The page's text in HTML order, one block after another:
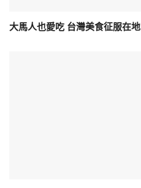
大馬人也愛吃 台灣美食征服在